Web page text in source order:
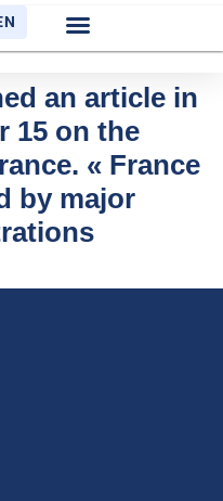
an article in
15 on the
« France
by major